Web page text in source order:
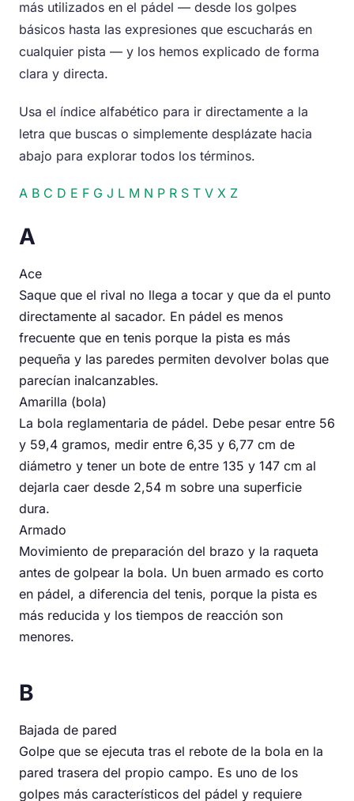
más utilizados en el pádel — desde los golpes
básicos hasta las expresiones que escucharás en
cualquier pista — y los hemos explicado de forma
clara y directa.
Usa el índice alfabético para ir directamente a la
letra que buscas o simplemente desplázate hacia
abajo para explorar todos los términos.
A B C D E F G J L M N P R S T V X Z
A
Ace
Saque que el rival no llega a tocar y que da el punto
directamente al sacador. En pádel es menos
frecuente que en tenis porque la pista es más
pequeña y las paredes permiten devolver bolas que
parecían inalcanzables.
Amarilla (bola)
La bola reglamentaria de pádel. Debe pesar entre 56
y 59,4 gramos, medir entre 6,35 y 6,77 cm de
diámetro y tener un bote de entre 135 y 147 cm al
dejarla caer desde 2,54 m sobre una superficie
dura.
Armado
Movimiento de preparación del brazo y la raqueta
antes de golpear la bola. Un buen armado es corto
en pádel, a diferencia del tenis, porque la pista es
más reducida y los tiempos de reacción son
menores.
B
Bajada de pared
Golpe que se ejecuta tras el rebote de la bola en la
pared trasera del propio campo. Es uno de los
golpes más característicos del pádel y requiere